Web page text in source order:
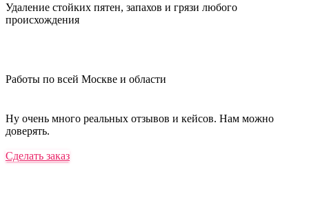
Удаление стойких пятен, запахов и грязи любого
происхождения
Работы по всей Москве и области
Ну очень много реальных отзывов и кейсов. Нам можно
доверять.
Сделать заказ